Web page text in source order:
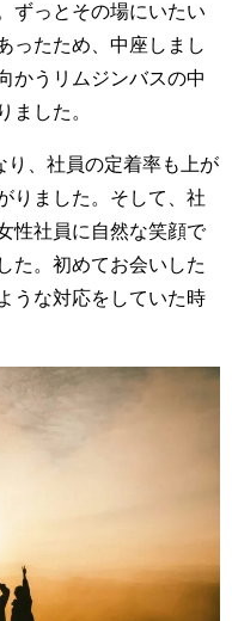
ずっとその場にいたい
ったため、中座しまし
かうリムジンバスの中
ました。
り、社員の定着率も上が
りました。そして、社
性社員に自然な笑顔で
た。初めてお会いした
うな対応をしていた時